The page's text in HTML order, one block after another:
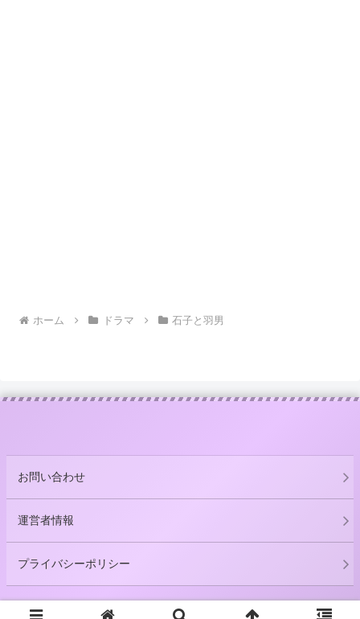
ホーム ドラマ 石子と羽男
お問い合わせ
運営者情報
プライバシーポリシー